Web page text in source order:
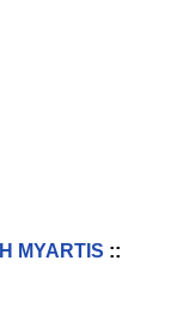
MYARTIS ::